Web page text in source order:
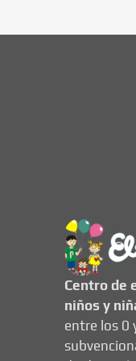
Centro de
niños y
entre los 0